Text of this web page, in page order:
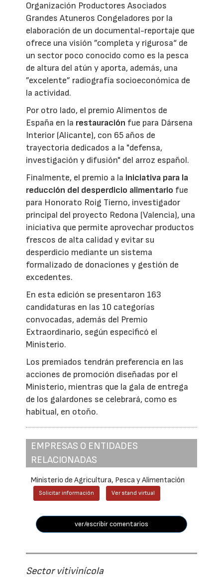
Organización Productores Asociados
Grandes Atuneros Congeladores por la
elaboración de un documental-reportaje que
ofrece una visión ”completa y rigurosa“ de
un sector poco conocido como es la pesca
de altura del atún y aporta, además, una
”excelente” radiografía socioeconómica de
la actividad.
Por otro lado, el premio Alimentos de
España en la restauración fue para Dársena
Interior (Alicante), con 65 años de
trayectoria dedicados a la "defensa,
investigación y difusión" del arroz español.
Finalmente, el premio a la iniciativa para la
reducción del desperdicio alimentario fue
para Honorato Roig Tierno, investigador
principal del proyecto Redona (Valencia), una
iniciativa que permite aprovechar productos
frescos de alta calidad y evitar su
desperdicio mediante un sistema
formalizado de donaciones y gestión de
excedentes.
En esta edición se presentaron 163
candidaturas en las 10 categorías
convocadas, además del Premio
Extraordinario, según especificó el
Ministerio.
Los premiados tendrán preferencia en las
acciones de promoción diseñadas por el
Ministerio, mientras que la gala de entrega
de los galardones se celebrará, como es
habitual, en otoño.
EMPRESAS O ENTIDADES
RELACIONADAS
Ministerio de Agricultura, Pesca y Alimentación
Solicitar información Ver stand virtual
ver/escribir comentarios
Sector vitivinícola